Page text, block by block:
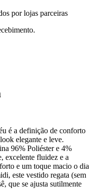
por lojas parceiras
é a definição de conforto
elegante e leve.
96% Poliéster e 4%
excelente fluidez e a
e um toque macio o dia
este vestido regata (sem
que se ajusta sutilmente